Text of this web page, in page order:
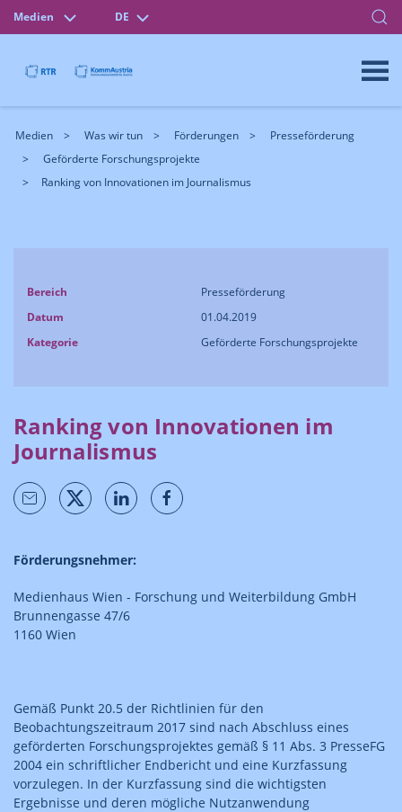
Medien DE
Medien Was wir tun Förderungen
Presseförderung
Geförderte Forschungsprojekte
Ranking von Innovationen im Journalismus
Bereich
Presseförderung
Datum
01.04.2019
Kategorie
Geförderte Forschungsprojekte
Ranking von Innovationen im
Journalismus
Förderungsnehmer:
Medienhaus Wien - Forschung und Weiterbildung GmbH
Brunnengasse 47/6
1160 Wien
Gemäß Punkt 20.5 der Richtlinien für den
Beobachtungszeitraum 2017 sind nach Abschluss eines
geförderten Forschungsprojektes gemäß § 11 Abs. 3 PresseFG
2004 ein schriftlicher Endbericht und eine Kurzfassung
vorzulegen. In der Kurzfassung sind die wichtigsten
Ergebnisse und deren mögliche Nutzanwendung